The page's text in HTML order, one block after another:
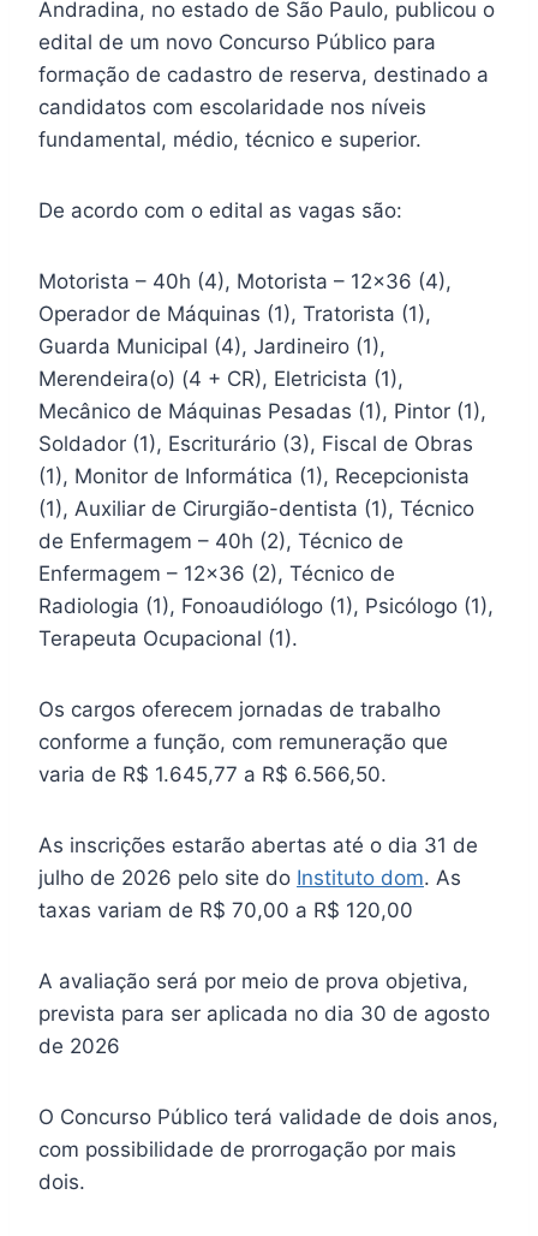
Andradina, no estado de São Paulo, publicou o
edital de um novo Concurso Público para
formação de cadastro de reserva, destinado a
candidatos com escolaridade nos níveis
fundamental, médio, técnico e superior.
De acordo com o edital as vagas são:
Motorista – 40h (4), Motorista – 12×36 (4),
Operador de Máquinas (1), Tratorista (1),
Guarda Municipal (4), Jardineiro (1),
Merendeira(o) (4 + CR), Eletricista (1),
Mecânico de Máquinas Pesadas (1), Pintor (1),
Soldador (1), Escriturário (3), Fiscal de Obras
(1), Monitor de Informática (1), Recepcionista
(1), Auxiliar de Cirurgião-dentista (1), Técnico
de Enfermagem – 40h (2), Técnico de
Enfermagem – 12×36 (2), Técnico de
Radiologia (1), Fonoaudiólogo (1), Psicólogo (1),
Terapeuta Ocupacional (1).
Os cargos oferecem jornadas de trabalho
conforme a função, com remuneração que
varia de R$ 1.645,77 a R$ 6.566,50.
As inscrições estarão abertas até o dia 31 de
julho de 2026 pelo site do Instituto dom. As
taxas variam de R$ 70,00 a R$ 120,00
A avaliação será por meio de prova objetiva,
prevista para ser aplicada no dia 30 de agosto
de 2026
O Concurso Público terá validade de dois anos,
com possibilidade de prorrogação por mais
dois.